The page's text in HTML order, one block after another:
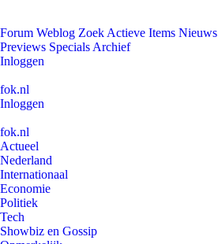
Forum Weblog Zoek Actieve Items Nieuws
Previews Specials Archief
Inloggen
fok.nl
Inloggen
fok.nl
Actueel
Nederland
Internationaal
Economie
Politiek
Tech
Showbiz en Gossip